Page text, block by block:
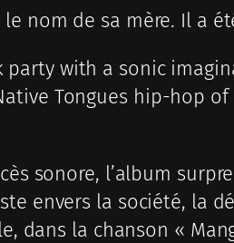
nom de sa mère. Il a
with a sonic
Tongues hip-hop
sonore, l’album
envers la société, la
dans la chanson «